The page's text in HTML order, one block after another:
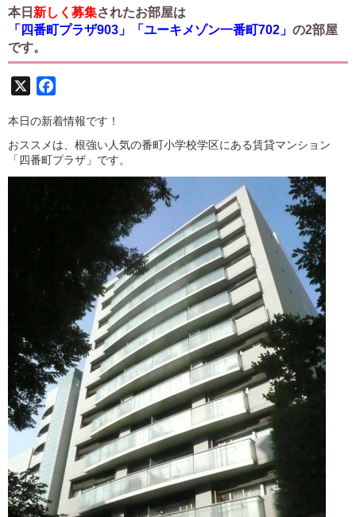
本日 新しく募集されたお部屋は
「四番町プラザ903」「ユーキメゾン一番町702」 の2部屋
です。
本日の新着情報です！
おススメは、根強い人気の番町小学校学区にある賃貸マンション
「四番町プラザ」です。